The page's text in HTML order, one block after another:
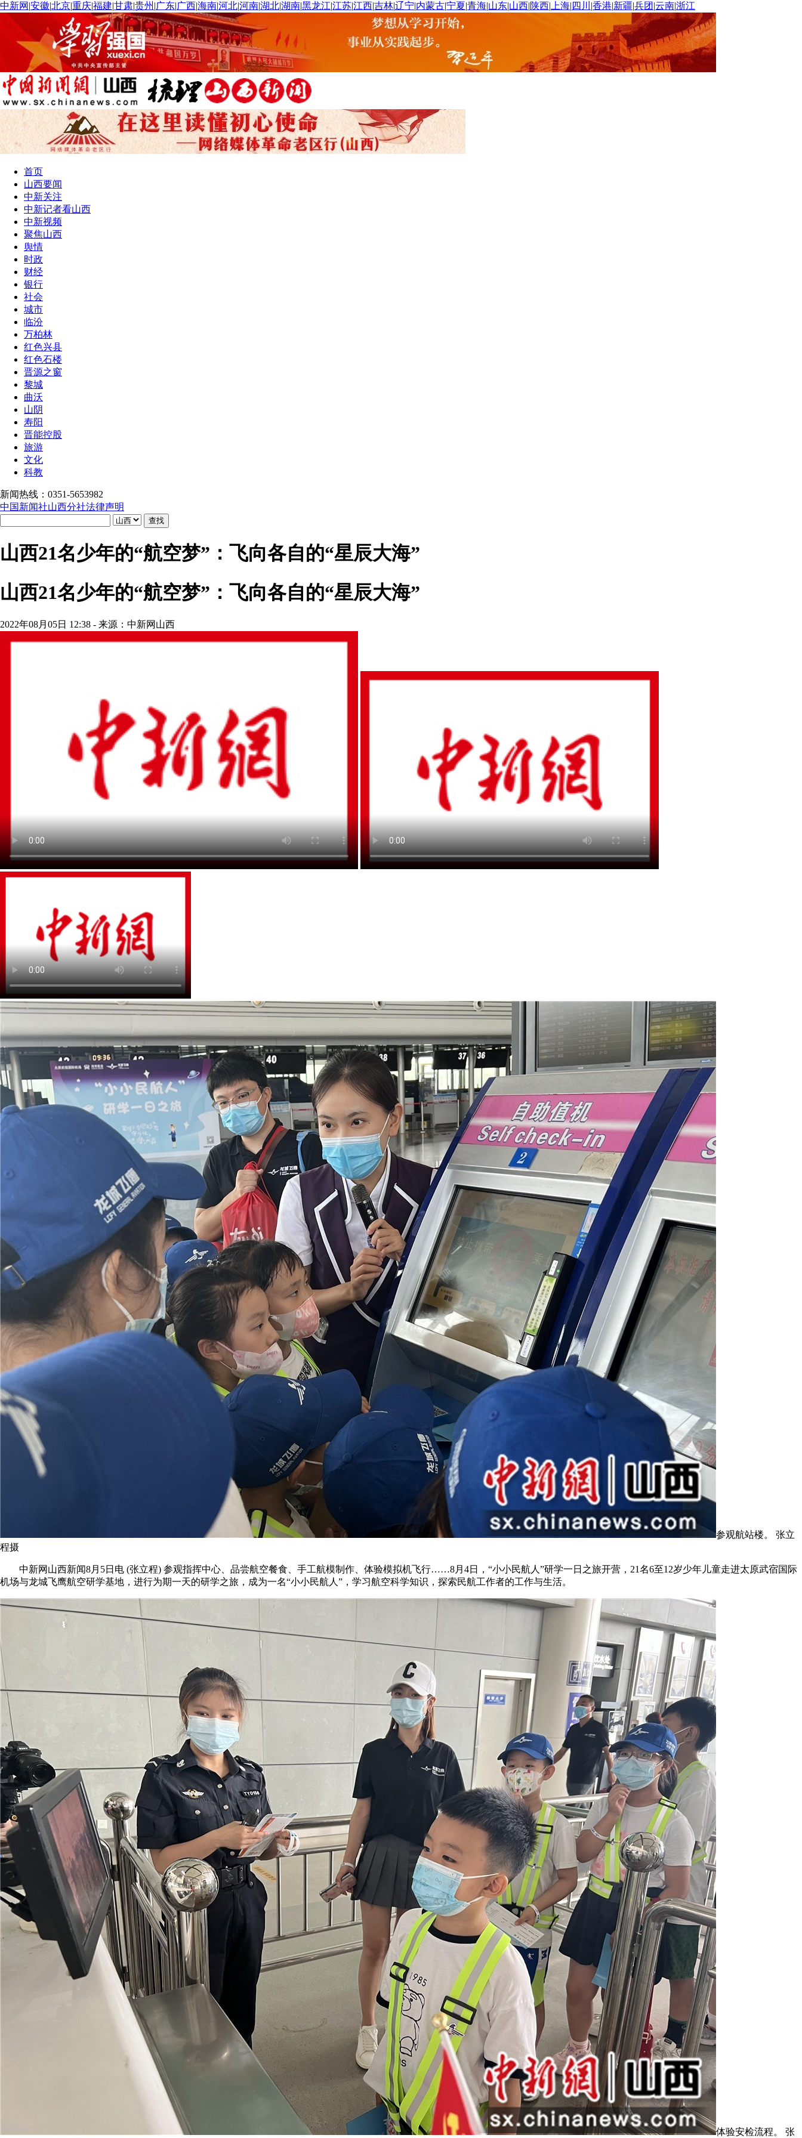
中新网 |安徽|北京|重庆|福建|甘肃|贵州 |广东|广西|海南|河北|河南|湖北|湖南|黑龙江|江苏|江西|吉林|辽宁|内蒙古|宁夏|青海|山东|山西|陕西| 上海| 四川 |香港|新疆|兵团 |云南|浙江
首页
山西要闻
中新关注
中新记者看山西
中新视频
聚焦山西
舆情
时政
财经
银行
社会
城市
临汾
万柏林
红色兴县
红色石楼
晋源之窗
黎城
曲沃
山阴
寿阳
晋能控股
旅游
文化
科教
新闻热线：0351-5653982
中国新闻社山西分社法律声明
山西21名少年的“航空梦”：飞向各自的“星辰大海”
山西21名少年的“航空梦”：飞向各自的“星辰大海”
2022年08月05日 12:38 - 来源：中新网山西
参观航站楼。 张立
程摄
中新网山西新闻8月5日电 (张立程) 参观指挥中心、品尝航空餐食、手工航模制作、体验模拟机飞行……8月4日，“小小民航人”研学一日之旅开营，21名6至12岁少年儿童走进太原武宿国际
机场与龙城飞鹰航空研学基地，进行为期一天的研学之旅，成为一名“小小民航人”，学习航空科学知识，探索民航工作者的工作与生活。
体验安检流程。 张